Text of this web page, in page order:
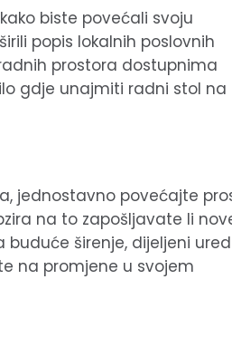
biste povećali svoju
popis lokalnih poslovnih
prostora dostupnima
gdje unajmiti radni stol na
jednostavno povećajte
na to zapošljavate li
širenje, dijeljeni ured
na promjene u svojem